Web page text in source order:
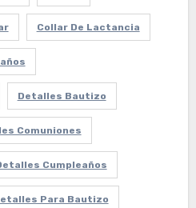
Collar De Lactancia
Detalles Bautizo
Comuniones
Cumpleaños
Para Bautizo